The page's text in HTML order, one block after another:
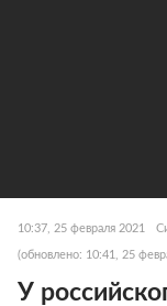
10:37, 25 февраля 2021
(обновлено: 10:41, 25
У